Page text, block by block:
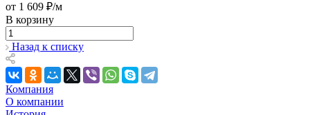
от 1 609 ₽/м
В корзину
Назад к списку
Компания
О компании